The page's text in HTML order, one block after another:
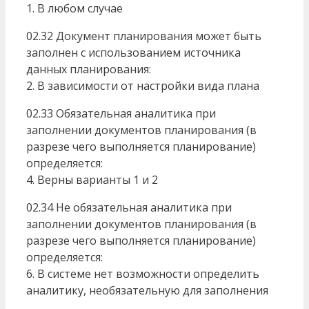
1. В любом случае
02.32 Документ планирования может быть
заполнен с использованием источника
данных планирования:
2. В зависимости от настройки вида плана
02.33 Обязательная аналитика при
заполнении документов планирования (в
разрезе чего выполняется планирование)
определяется:
4. Верны варианты 1 и 2
02.34 Не обязательная аналитика при
заполнении документов планирования (в
разрезе чего выполняется планирование)
определяется:
6. В системе нет возможности определить
аналитику, необязательную для заполнения